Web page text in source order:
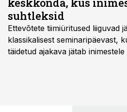
suhtleksid
Ettevõtete tiimiüritused liiguvad
klassikalisest seminaripäevast,
täidetud ajakava jätab